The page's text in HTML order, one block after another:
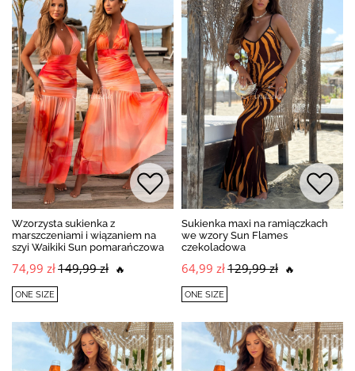
Wzorzysta sukienka z
marszczeniami i wiązaniem na
szyi Waikiki Sun pomarańczowa
74,99 zł149,99 zł 🔥
ONE SIZE
Sukienka maxi na ramiączkach
we wzory Sun Flames
czekoladowa
64,99 zł129,99 zł 🔥
ONE SIZE